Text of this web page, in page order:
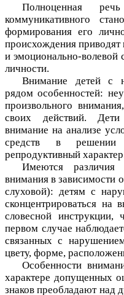
Полноценная
коммуникативного
формирования его
происхождения приводят
и эмоционально-волевой
личности.
Внимание детей с
рядом особенностей:
произвольного
своих действий.
внимание на анализе
средств в решении
репродуктивный
Имеются различия
внимания в зависимости
слуховой): детям с
сконцентрироваться на
словесной
первом случае
связанных с
цвету, форме,
Особенности
характере допущенных
знаков преобладают